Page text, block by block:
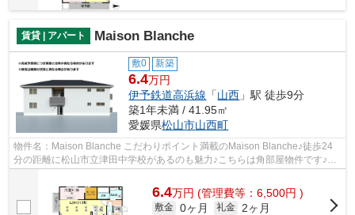
賃貸 | アパート Maison Blanche
敷0 新築
6.4万円
伊予鉄道高浜線 「山西 」駅 徒歩9分
築1年未満 / 41.95㎡
愛媛県松山市山西町
物件名：Maison Blanche こだわりポイント満載のMaison Blanche♪徒歩24
分の距離に松山市立津田中学校があるのも魅力♪こちらは角部屋物件です♪ネ
6.4万円 (管理費等：6,500円 )
敷金 0ヶ月 礼金
2ヶ月